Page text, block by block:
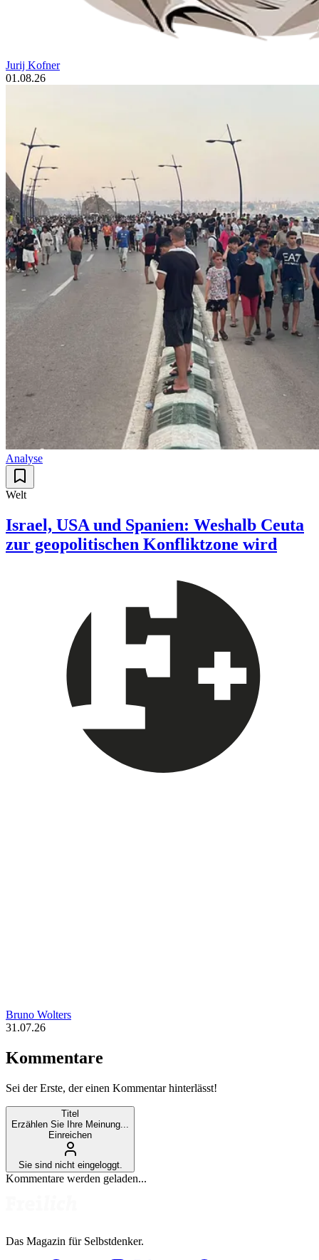
Jurij Kofner
01.08.26
Analyse
Welt
Israel, USA und Spanien: Weshalb Ceuta
zur geopolitischen Konfliktzone wird
Bruno Wolters
31.07.26
Kommentare
Sei der Erste, der einen Kommentar hinterlässt!
Titel
Erzählen Sie Ihre Meinung...
Einreichen
Sie sind nicht eingeloggt.
Kommentare werden geladen...
Das Magazin für Selbstdenker.